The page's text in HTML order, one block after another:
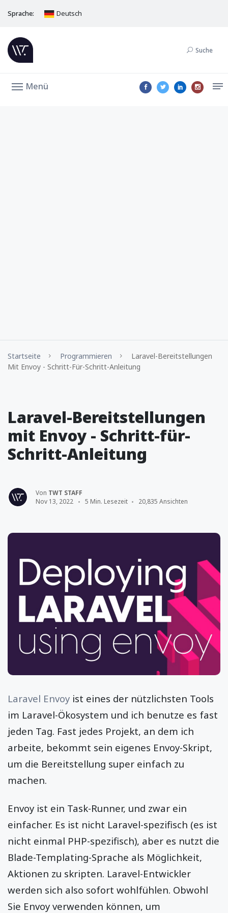
Sprache: Deutsch
Suche
Menü
Startseite Programmieren
Laravel-Bereitstellungen
Mit Envoy - Schritt-Für-Schritt-Anleitung
Laravel-Bereitstellungen
mit Envoy - Schritt-für-
Schritt-Anleitung
Von TWT STAFF
Nov 13, 2022
5 Min. Lesezeit 20,835 Ansichten
Laravel Envoy ist eines der nützlichsten Tools
im Laravel-Ökosystem und ich benutze es fast
jeden Tag. Fast jedes Projekt, an dem ich
arbeite, bekommt sein eigenes Envoy-Skript,
um die Bereitstellung super einfach zu
machen.
Envoy ist ein Task-Runner, und zwar ein
einfacher. Es ist nicht Laravel-spezifisch (es ist
nicht einmal PHP-spezifisch), aber es nutzt die
Blade-Templating-Sprache als Möglichkeit,
Aktionen zu skripten. Laravel-Entwickler
werden sich also sofort wohlfühlen. Obwohl
Sie Envoy verwenden können, um